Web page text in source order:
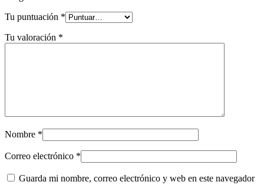
Tu puntuación *
Tu valoración *
Nombre *
Correo electrónico *
Guarda mi nombre, correo electrónico y web en este navegador